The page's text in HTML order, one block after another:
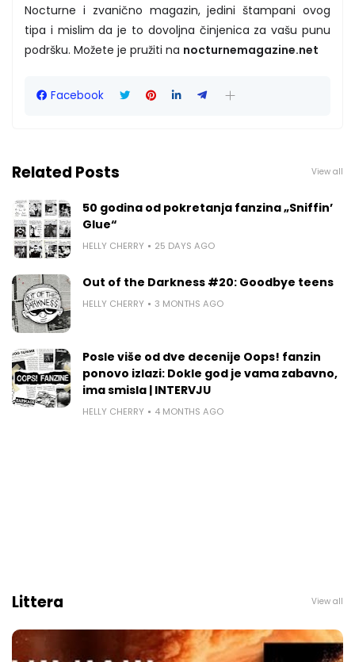
Nocturne i zvanično magazin, jedini štampani ovog
tipa i mislim da je to dovoljna činjenica za vašu punu
podršku. Možete je pružiti na nocturnemagazine.net
Facebook
Related Posts View all
50 godina od pokretanja fanzina „Sniffin’
Glue“
HELLY CHERRY 25 DAYS AGO
Out of the Darkness #20: Goodbye teens
HELLY CHERRY 3 MONTHS AGO
Posle više od dve decenije Oops! fanzin
ponovo izlazi: Dokle god je vama zabavno,
ima smisla | INTERVJU
HELLY CHERRY 4 MONTHS AGO
Littera View all